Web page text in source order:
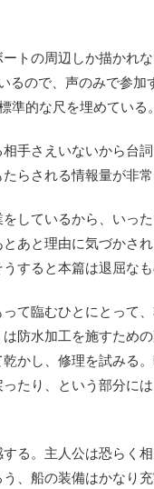
トの周辺しか描かれ
るので、声のみで参
準的な尺を埋めている。
手さえいないから台
らされる情報量が非常
しているから、いっ
あと理由に気づかさ
すると本篇は退屈なも
て臨むひとにとって
防水加工を施すため
かし、修理を試みる
たり、という部分に
る。主人公は恐らく
、船の装備はかなり